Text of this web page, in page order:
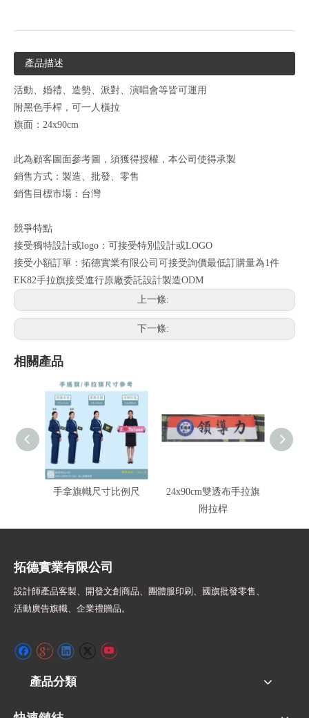
產品描述
活動、婚禮、造勢、派對、演唱會等皆可運用
附黑色手桿，可一人橫拉
旗面：24x90cm
此為顧客圖面參考圖，須獲得授權，本公司使得承製
銷售方式：製造、批發、零售
銷售目標市場：台灣
競爭特點
接受獨特設計或logo：可接受特別設計或LOGO
接受小額訂單：拓德實業有限公司可接受詢價最低訂購量為1件
EK82手拉旗接受進行原廠委託設計製造ODM
上一條:
下一條:
相關產品
手拿旗幟尺寸比例尺
24x90cm雙透布手拉旗
附拉桿
拓德實業有限公司
設計師產品客製、開發文創商品、團體服印刷、
國旗批發零售、
活動廣告旗幟、 企業禮贈品。
產品分類